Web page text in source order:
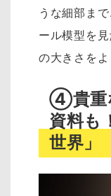
うな細部ま
ール模型を
の大きさをよ
④貴重
資料も
世界」